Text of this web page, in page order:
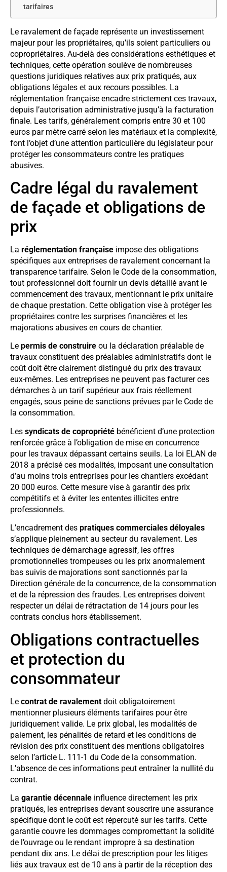
tarifaires
Le ravalement de façade représente un investissement
majeur pour les propriétaires, qu’ils soient particuliers ou
copropriétaires. Au-delà des considérations esthétiques et
techniques, cette opération soulève de nombreuses
questions juridiques relatives aux prix pratiqués, aux
obligations légales et aux recours possibles. La
réglementation française encadre strictement ces travaux,
depuis l’autorisation administrative jusqu’à la facturation
finale. Les tarifs, généralement compris entre 30 et 100
euros par mètre carré selon les matériaux et la complexité,
font l’objet d’une attention particulière du législateur pour
protéger les consommateurs contre les pratiques
abusives.
Cadre légal du ravalement
de façade et obligations de
prix
La réglementation française impose des obligations
spécifiques aux entreprises de ravalement concernant la
transparence tarifaire. Selon le Code de la consommation,
tout professionnel doit fournir un devis détaillé avant le
commencement des travaux, mentionnant le prix unitaire
de chaque prestation. Cette obligation vise à protéger les
propriétaires contre les surprises financières et les
majorations abusives en cours de chantier.
Le permis de construire ou la déclaration préalable de
travaux constituent des préalables administratifs dont le
coût doit être clairement distingué du prix des travaux
eux-mêmes. Les entreprises ne peuvent pas facturer ces
démarches à un tarif supérieur aux frais réellement
engagés, sous peine de sanctions prévues par le Code de
la consommation.
Les syndicats de copropriété bénéficient d’une protection
renforcée grâce à l’obligation de mise en concurrence
pour les travaux dépassant certains seuils. La loi ELAN de
2018 a précisé ces modalités, imposant une consultation
d’au moins trois entreprises pour les chantiers excédant
20 000 euros. Cette mesure vise à garantir des prix
compétitifs et à éviter les ententes illicites entre
professionnels.
L’encadrement des pratiques commerciales déloyales
s’applique pleinement au secteur du ravalement. Les
techniques de démarchage agressif, les offres
promotionnelles trompeuses ou les prix anormalement
bas suivis de majorations sont sanctionnés par la
Direction générale de la concurrence, de la consommation
et de la répression des fraudes. Les entreprises doivent
respecter un délai de rétractation de 14 jours pour les
contrats conclus hors établissement.
Obligations contractuelles
et protection du
consommateur
Le contrat de ravalement doit obligatoirement
mentionner plusieurs éléments tarifaires pour être
juridiquement valide. Le prix global, les modalités de
paiement, les pénalités de retard et les conditions de
révision des prix constituent des mentions obligatoires
selon l’article L. 111-1 du Code de la consommation.
L’absence de ces informations peut entraîner la nullité du
contrat.
La garantie décennale influence directement les prix
pratiqués, les entreprises devant souscrire une assurance
spécifique dont le coût est répercuté sur les tarifs. Cette
garantie couvre les dommages compromettant la solidité
de l’ouvrage ou le rendant impropre à sa destination
pendant dix ans. Le délai de prescription pour les litiges
liés aux travaux est de 10 ans à partir de la réception des